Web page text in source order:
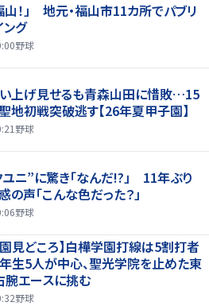
山！」 地元・福山市11カ所でパブリ
グ
野球
上げ見せるも青森山田に惜敗…15
地初戦突破逃す【26年夏甲子園】
野球
ニ”に驚き「なんだ!?」 11年ぶり
声「こんな色だった？」
野球
見どころ】白樺学園打線は5割打者
生5人が中心、聖光学院を止めた東
腕エースに挑む
野球